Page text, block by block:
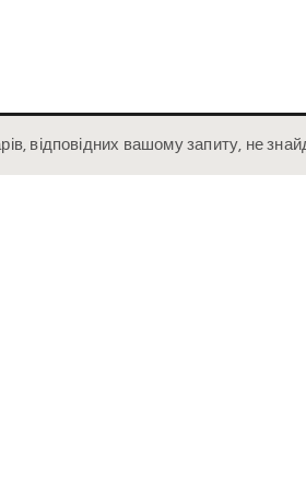
відповідних вашому запиту, не